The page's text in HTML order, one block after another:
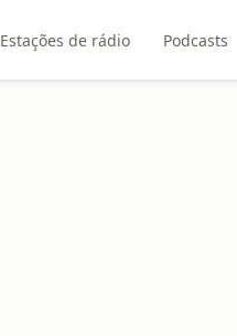
Estações de rádio Podcasts